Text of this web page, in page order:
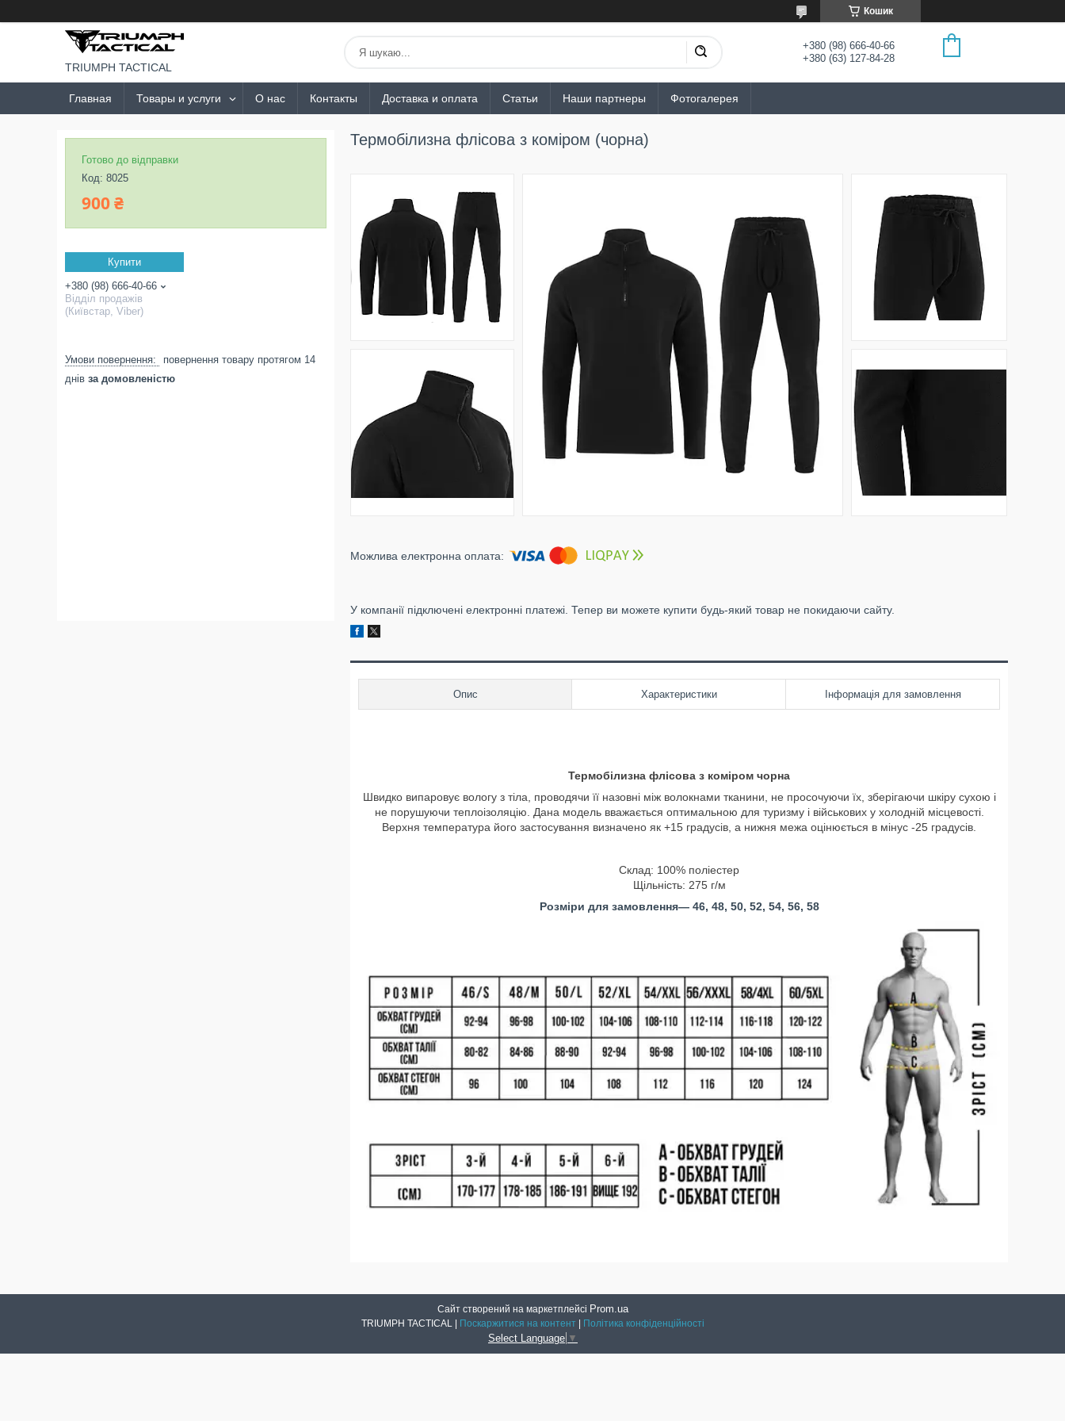
Кошик
TRIUMPH TACTICAL
+380 (98) 666-40-66
+380 (63) 127-84-28
Главная Товары и услуги О нас Контакты Доставка и оплата Статьи Наши партнеры Фотогалерея
Термобілизна флісова з коміром (чорна)
У компанії підключені електронні платежі. Тепер ви можете купити будь-який товар не покидаючи сайту.
Опис Характеристики Інформація для замовлення
Термобілизна флісова з коміром чорна
Швидко випаровує вологу з тіла, проводячи її назовні між волокнами тканини, не просочуючи їх, зберігаючи шкіру сухою і
не порушуючи теплоізоляцію. Дана модель вважається оптимальною для туризму і військових у холодній місцевості.
Верхня температура його застосування визначено як +15 градусів, а нижня межа оцінюється в мінус -25 градусів.
Склад: 100% поліестер
Щільність: 275 г/м
Розміри для замовлення― 46, 48, 50, 52, 54, 56, 58
Готово до відправки
Код: 8025
900 ₴
Купити
+380 (98) 666-40-66
Відділ продажів
(Київстар, Viber)
повернення товару протягом 14
днів за домовленістю
Сайт створений на маркетплейсі Prom.ua
Поскаржитися на контент Політика конфіденційності
Select Language ▼